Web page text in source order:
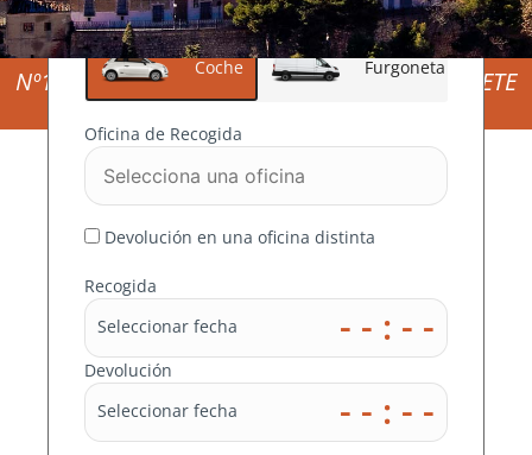
ALQUILER
DE
FURGONET
AS BARATAS
EN
ALBACETE
Nº1 EN FURGONETAS DE ALQUILER EN ALBACETE
Y ALREDEDORES
Tipo de Vehículo
Coche Furgoneta
Oficina de Recogida
Devolución en una oficina distinta
Recogida
Seleccionar fecha
- - : - -
Devolución
Seleccionar fecha
- - : - -